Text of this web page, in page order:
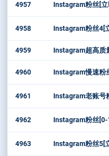
4957 Instagram粉丝[
4958 Instagram粉丝4[
4959 Instagram超高质
4960 Instagram慢速粉
4961 Instagram老账号
4962 Instagram粉丝[0-
4963 Instagram粉丝5[